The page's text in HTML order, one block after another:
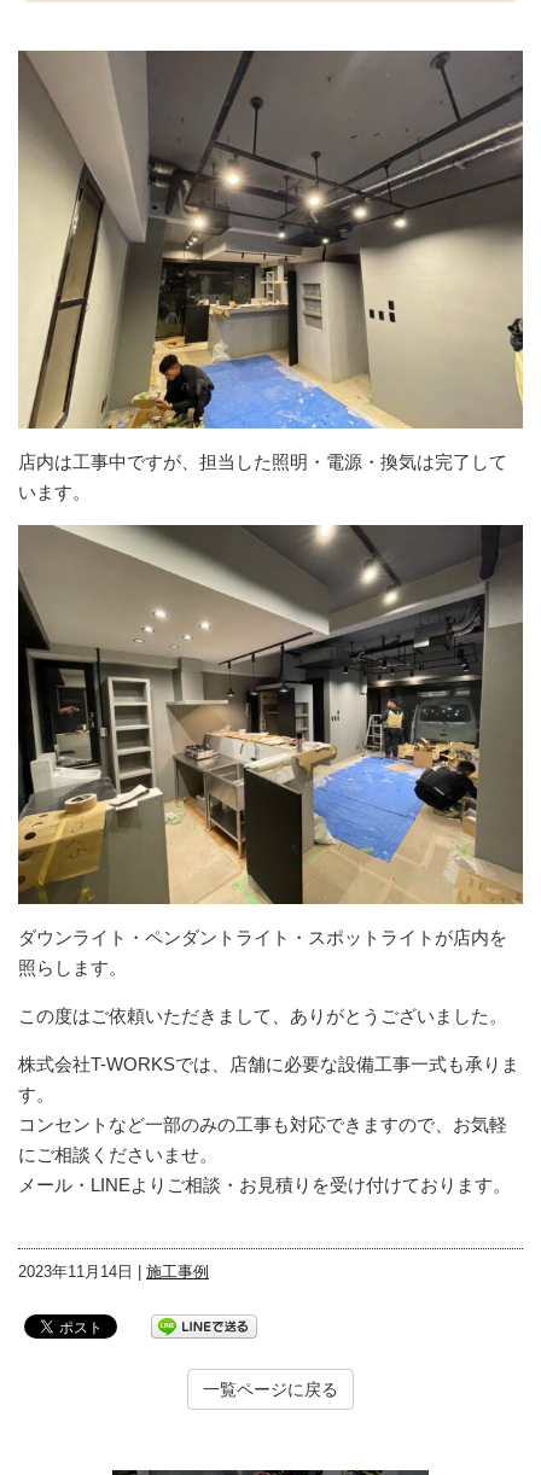
店内は工事中ですが、担当した照明・電源・換気は完了して
います。
ダウンライト・ペンダントライト・スポットライトが店内を
照らします。
この度はご依頼いただきまして、ありがとうございました。
株式会社T-WORKSでは、店舗に必要な設備工事一式も承りま
す。
コンセントなど一部のみの工事も対応できますので、お気軽
にご相談くださいませ。
メール・LINEよりご相談・お見積りを受け付けております。
2023年11月14日 | 施工事例
一覧ページに戻る